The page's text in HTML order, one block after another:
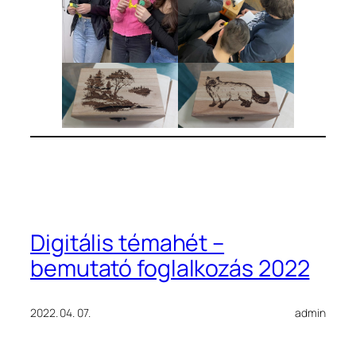
Digitális témahét –
bemutató foglalkozás 2022
2022. 04. 07. admin